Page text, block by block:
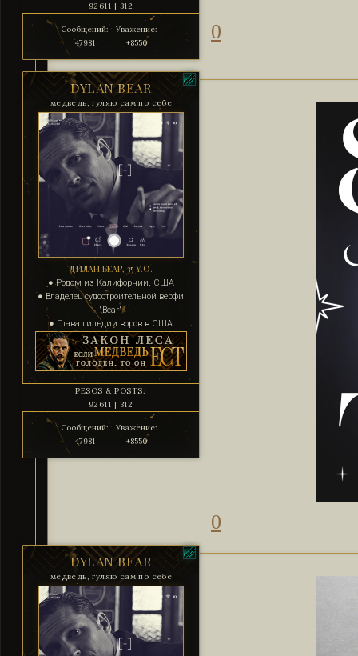
92611 | 312
Сообщений:
47981
Уважение:
+8550
0
DYLAN BEAR
медведь, гуляю сам по себе
ДИЛАН БЕАР, 35 Y.O.
● Родом из Калифорнии, США
● Владелец судостроительной верфи
"Bear"
● Глава гильдии воров в США
PESOS & POSTS:
92611 | 312
Сообщений:
47981
Уважение:
+8550
0
DYLAN BEAR
медведь, гуляю сам по себе